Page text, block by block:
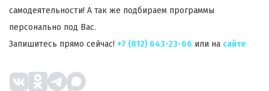
самодеятельности! А так же подбираем программы
персонально под Вас.
Запишитесь прямо сейчас! +7 (812) 643-23-66 или на сайте